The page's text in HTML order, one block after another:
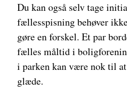
Du kan også selv tage
fællesspisning behøver
gøre en forskel. Et par
fælles måltid i
i parken kan være nok til
glæde.